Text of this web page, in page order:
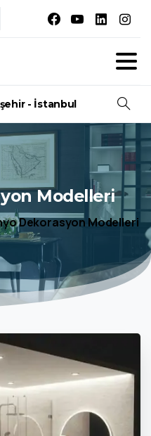
- İstanbul
Arama
Modelleri
Dekorasyon Modelleri